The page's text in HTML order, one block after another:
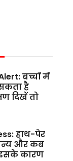
बच्चों में
है
दिखें तो
हाथ-पैर
और कब
कारण